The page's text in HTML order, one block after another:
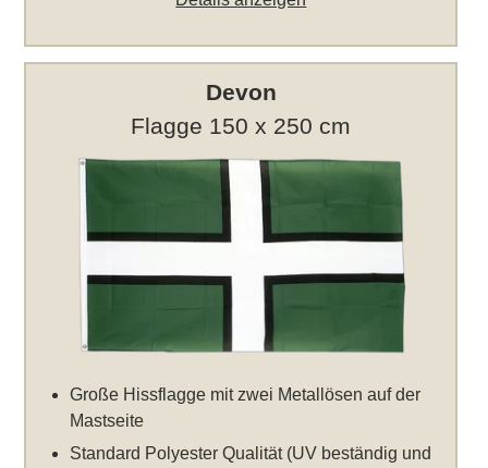
Devon
Flagge 150 x 250 cm
Große Hissflagge mit zwei Metallösen auf der
Mastseite
Standard Polyester Qualität (UV beständig und